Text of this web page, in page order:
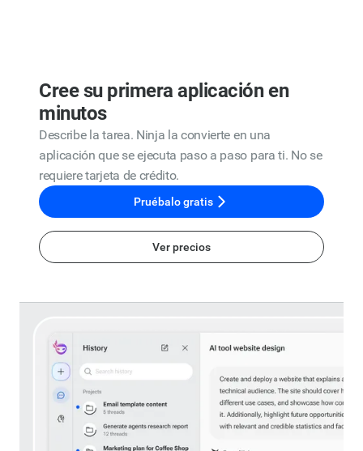
Cree su primera aplicación en
minutos
Describe la tarea. Ninja la convierte en una
aplicación que se ejecuta paso a paso para ti. No se
requiere tarjeta de crédito.
Pruébalo gratis
Ver precios